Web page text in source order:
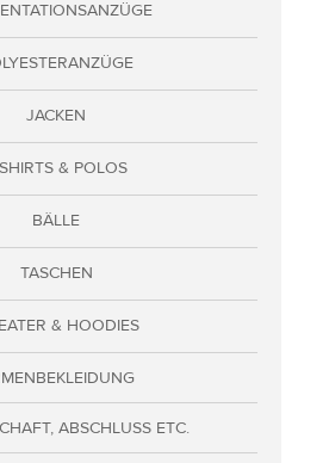
JACKEN
& POLOS
BÄLLE
TASCHEN
& HOODIES
ABSCHLUSS ETC.